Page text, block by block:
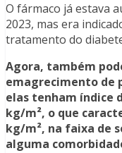
O fármaco já estava
2023, mas era
tratamento do
Agora, também
emagrecimento de
elas tenham índice
kg/m², o que
kg/m², na faixa de
alguma